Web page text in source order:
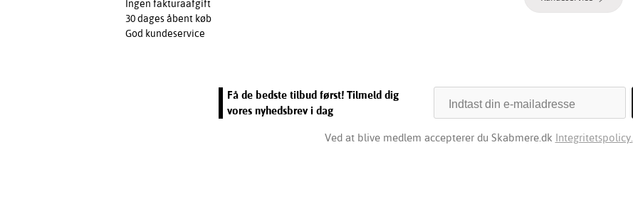
Ingen fakturaafgift
30 dages åbent køb
God kundeservice
Få de bedste tilbud først! Tilmeld dig
vores nyhedsbrev i dag
Ved at blive medlem accepterer du Skabmere.dk Integritetspolicy.